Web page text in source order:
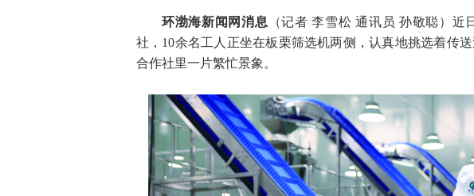
环渤海新闻网消息 （记者 李雪松 通讯员 孙敬聪）
社，10余名工人正坐在板栗筛选机两侧，认真地挑选着
合作社里一片繁忙景象。